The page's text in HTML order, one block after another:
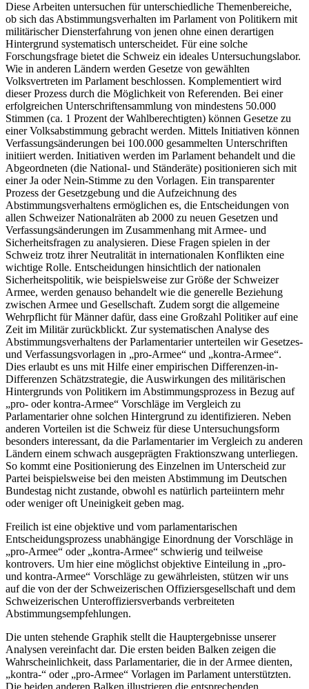
Diese Arbeiten untersuchen für unterschiedliche Themenbereiche,
ob sich das Abstimmungsverhalten im Parlament von Politikern mit
militärischer Diensterfahrung von jenen ohne einen derartigen
Hintergrund systematisch unterscheidet. Für eine solche
Forschungsfrage bietet die Schweiz ein ideales Untersuchungslabor.
Wie in anderen Ländern werden Gesetze von gewählten
Volksvertreten im Parlament beschlossen. Komplementiert wird
dieser Prozess durch die Möglichkeit von Referenden. Bei einer
erfolgreichen Unterschriftensammlung von mindestens 50.000
Stimmen (ca. 1 Prozent der Wahlberechtigten) können Gesetze zu
einer Volksabstimmung gebracht werden. Mittels Initiativen können
Verfassungsänderungen bei 100.000 gesammelten Unterschriften
initiiert werden. Initiativen werden im Parlament behandelt und die
Abgeordneten (die National- und Ständeräte) positionieren sich mit
einer Ja oder Nein-Stimme zu den Vorlagen. Ein transparenter
Prozess der Gesetzgebung und die Aufzeichnung des
Abstimmungsverhaltens ermöglichen es, die Entscheidungen von
allen Schweizer Nationalräten ab 2000 zu neuen Gesetzen und
Verfassungsänderungen im Zusammenhang mit Armee- und
Sicherheitsfragen zu analysieren. Diese Fragen spielen in der
Schweiz trotz ihrer Neutralität in internationalen Konflikten eine
wichtige Rolle. Entscheidungen hinsichtlich der nationalen
Sicherheitspolitik, wie beispielsweise zur Größe der Schweizer
Armee, werden genauso behandelt wie die generelle Beziehung
zwischen Armee und Gesellschaft. Zudem sorgt die allgemeine
Wehrpflicht für Männer dafür, dass eine Großzahl Politiker auf eine
Zeit im Militär zurückblickt. Zur systematischen Analyse des
Abstimmungsverhaltens der Parlamentarier unterteilen wir Gesetzes-
und Verfassungsvorlagen in „pro-Armee“ und „kontra-Armee“.
Dies erlaubt es uns mit Hilfe einer empirischen Differenzen-in-
Differenzen Schätzstrategie, die Auswirkungen des militärischen
Hintergrunds von Politikern im Abstimmungsprozess in Bezug auf
„pro- oder kontra-Armee“ Vorschläge im Vergleich zu
Parlamentarier ohne solchen Hintergrund zu identifizieren. Neben
anderen Vorteilen ist die Schweiz für diese Untersuchungsform
besonders interessant, da die Parlamentarier im Vergleich zu anderen
Ländern einem schwach ausgeprägten Fraktionszwang unterliegen.
So kommt eine Positionierung des Einzelnen im Unterscheid zur
Partei beispielsweise bei den meisten Abstimmung im Deutschen
Bundestag nicht zustande, obwohl es natürlich parteiintern mehr
oder weniger oft Uneinigkeit geben mag.
Freilich ist eine objektive und vom parlamentarischen
Entscheidungsprozess unabhängige Einordnung der Vorschläge in
„pro-Armee“ oder „kontra-Armee“ schwierig und teilweise
kontrovers. Um hier eine möglichst objektive Einteilung in „pro-
und kontra-Armee“ Vorschläge zu gewährleisten, stützen wir uns
auf die von der der Schweizerischen Offiziersgesellschaft und dem
Schweizerischen Unteroffiziersverbands verbreiteten
Abstimmungsempfehlungen.
Die unten stehende Graphik stellt die Hauptergebnisse unserer
Analysen vereinfacht dar. Die ersten beiden Balken zeigen die
Wahrscheinlichkeit, dass Parlamentarier, die in der Armee dienten,
„kontra-“ oder „pro-Armee“ Vorlagen im Parlament unterstützten.